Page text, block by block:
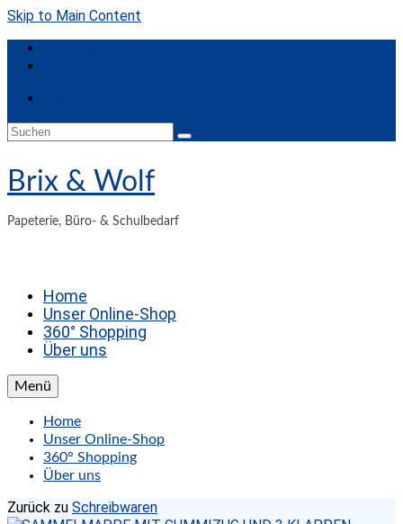
Skip to Main Content
Suchen
Brix & Wolf
Papeterie, Büro- & Schulbedarf
Home
Unser Online-Shop
360° Shopping
Über uns
Menü
Home
Unser Online-Shop
360° Shopping
Über uns
Zurück zu Schreibwaren